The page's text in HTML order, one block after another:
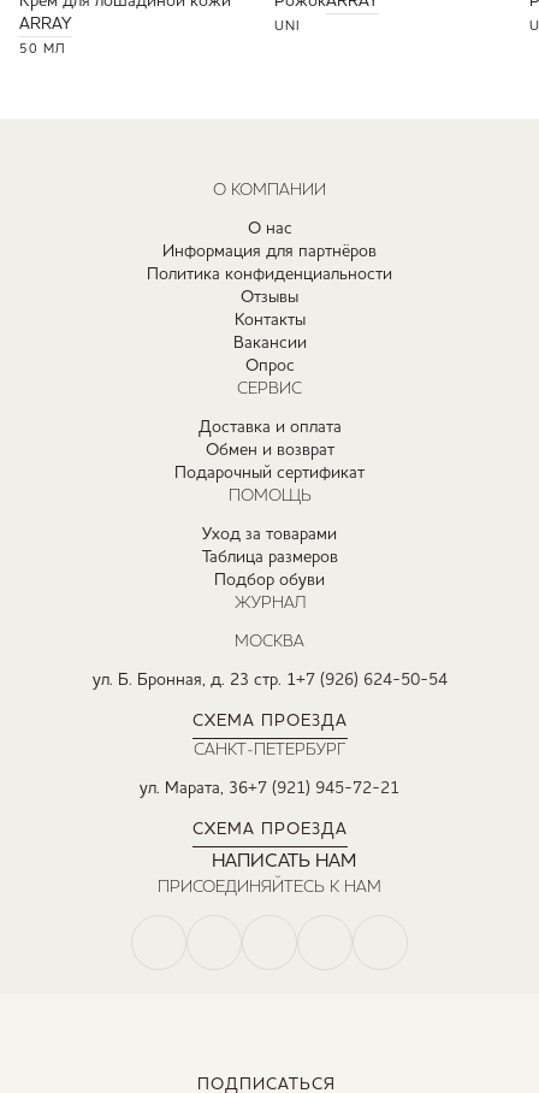
ARRAY
50 МЛ
UNI
ПОДПИСАТЬСЯ
О КОМПАНИИ
О нас
Информация для партнёров
Политика конфиденциальности
Отзывы
Контакты
Вакансии
Опрос
СЕРВИС
Доставка и оплата
Обмен и возврат
Подарочный сертификат
ПОМОЩЬ
Уход за товарами
Таблица размеров
Подбор обуви
ЖУРНАЛ
МОСКВА
ул. Б. Бронная, д. 23 стр. 1+7 (926) 624-50-54
СХЕМА ПРОЕЗДА
САНКТ-ПЕТЕРБУРГ
ул. Марата, 36+7 (921) 945-72-21
СХЕМА ПРОЕЗДА
НАПИСАТЬ НАМ
ПРИСОЕДИНЯЙТЕСЬ К НАМ